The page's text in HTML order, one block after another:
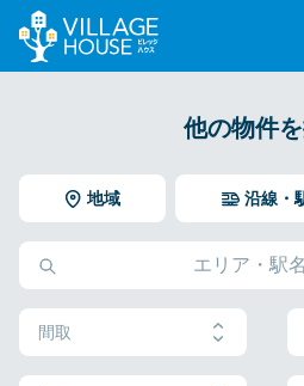
他の物件
地域 沿線・
間取